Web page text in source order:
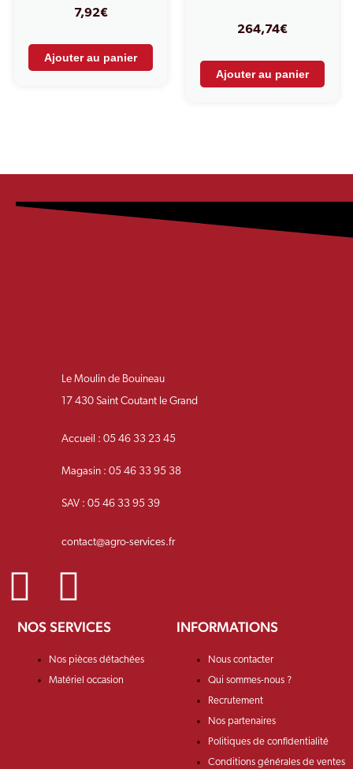
7,92€
Ajouter au panier
264,74€
Ajouter au panier
Le Moulin de Bouineau
17 430 Saint Coutant le Grand
Accueil : 05 46 33 23 45
Magasin : 05 46 33 95 38
SAV : 05 46 33 95 39
contact@agro-services.fr
NOS SERVICES
Nos pièces détachées
Matériel occasion
INFORMATIONS
Nous contacter
Qui sommes-nous ?
Recrutement
Nos partenaires
Politiques de confidentialité
Conditions générales de ventes